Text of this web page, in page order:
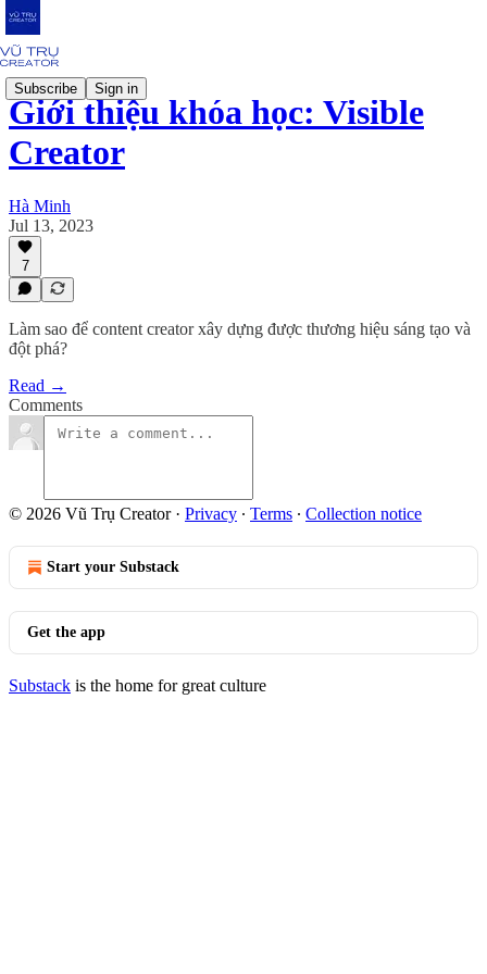
Subscribe Sign in
Giới thiệu khóa học: Visible
Creator
Hà Minh
Jul 13, 2023
7
Làm sao để content creator xây dựng được thương hiệu sáng tạo và
đột phá?
Read →
Comments
© 2026 Vũ Trụ Creator· Privacy ∙ Terms ∙ Collection notice
Start your Substack
Get the app
Substack is the home for great culture